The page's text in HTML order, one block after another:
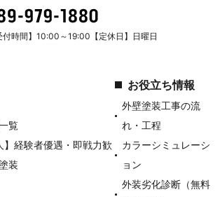
付時間】10:00～19:00【定休日】日曜日
覧
】経験者優遇・即戦力歓
装
お役立ち情報
外壁塗装工事の流
れ・工程
カラーシミュレーシ
ョン
外装劣化診断（無料